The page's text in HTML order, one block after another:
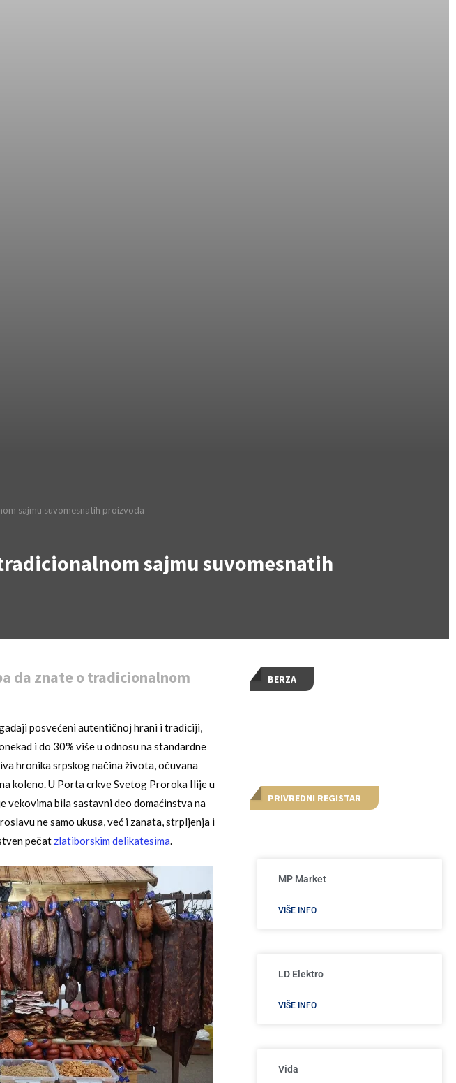
sajmu suvomesnatih proizvoda
sajmu suvomesnatih
da znate o tradicionalnom
posvećeni autentičnoj hrani i tradiciji,
i do 30% više u odnosu na standardne
hronika srpskog načina života, očuvana
koleno. U Porta crkve Svetog Proroka Ilije u
vekovima bila sastavni deo domaćinstva na
ne samo ukusa, već i zanata, strpljenja i
pečat zlatiborskim delikatesima.
BERZA
PRIVREDNI REGISTAR
MP Market
VIŠE INFO
LD Elektro
VIŠE INFO
Vida